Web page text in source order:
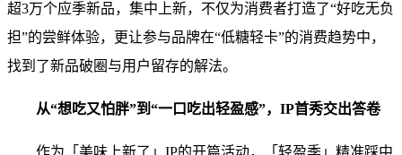
超3万个应季新品，集中上新，不仅为消费者打造了“好吃无负
担”的尝鲜体验，更让参与品牌在“低糖轻卡”的消费趋势中，
找到了新品破圈与用户留存的解法。
从“想吃又怕胖”到“一口吃出轻盈感”， IP首秀交出答卷